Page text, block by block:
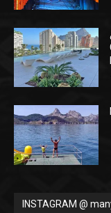
INSTAGRAM @